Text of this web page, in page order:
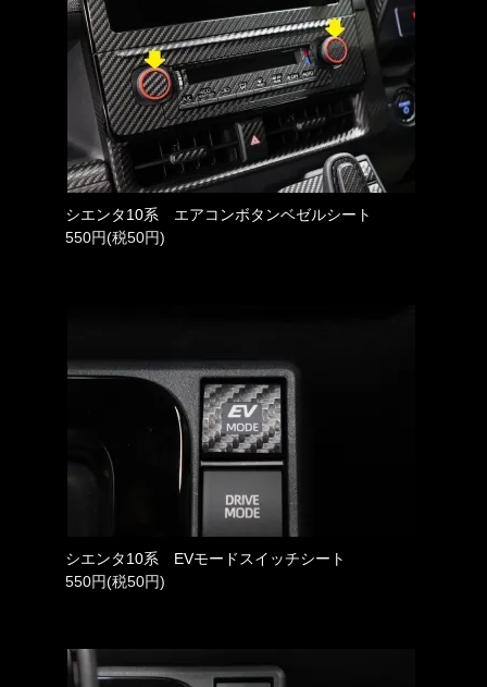
シエンタ10系 エアコンボタンベゼルシート
550円(税50円)
シエンタ10系 EVモードスイッチシート
550円(税50円)